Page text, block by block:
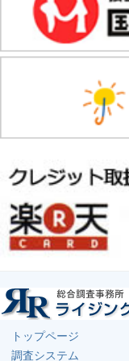
トップページ
調査システム